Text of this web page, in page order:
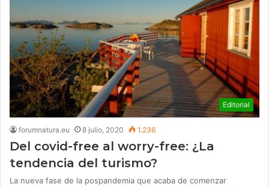
Editorial
forumnatura.eu 8 julio, 2020 1.236
Del covid-free al worry-free: ¿La
tendencia del turismo?
La nueva fase de la pospandemia que acaba de comenzar